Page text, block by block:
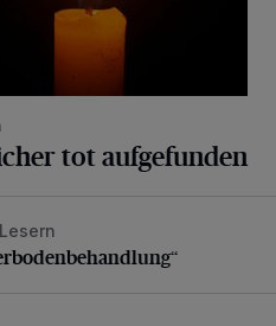
tot aufgefunden